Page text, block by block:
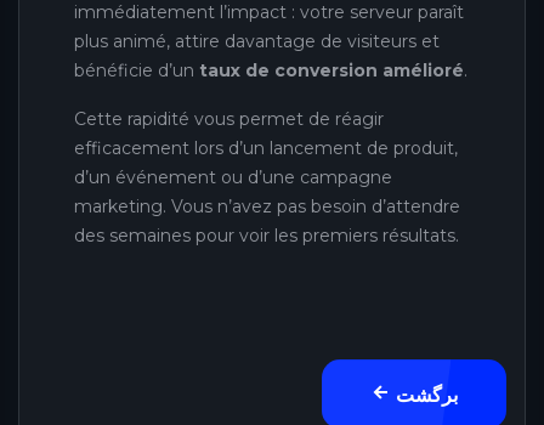
immédiatement l’impact : votre serveur paraît
plus animé, attire davantage de visiteurs et
bénéficie d’un taux de conversion amélioré.
Cette rapidité vous permet de réagir
efficacement lors d’un lancement de produit,
d’un événement ou d’une campagne
marketing. Vous n’avez pas besoin d’attendre
des semaines pour voir les premiers résultats.
برگشت